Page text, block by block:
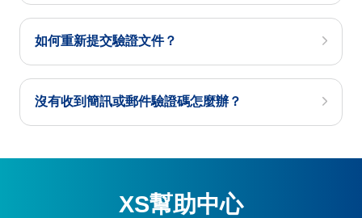
如何重新提交驗證文件？
沒有收到簡訊或郵件驗證碼怎麼辦？
XS幫助中心